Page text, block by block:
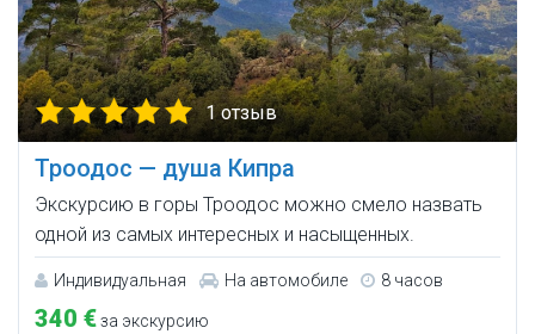
1 отзыв
Троодос — душа Кипра
Экскурсию в горы Троодос можно смело назвать
одной из самых интересных и насыщенных.
Индивидуальная На автомобиле 8 часов
340 €за экскурсию